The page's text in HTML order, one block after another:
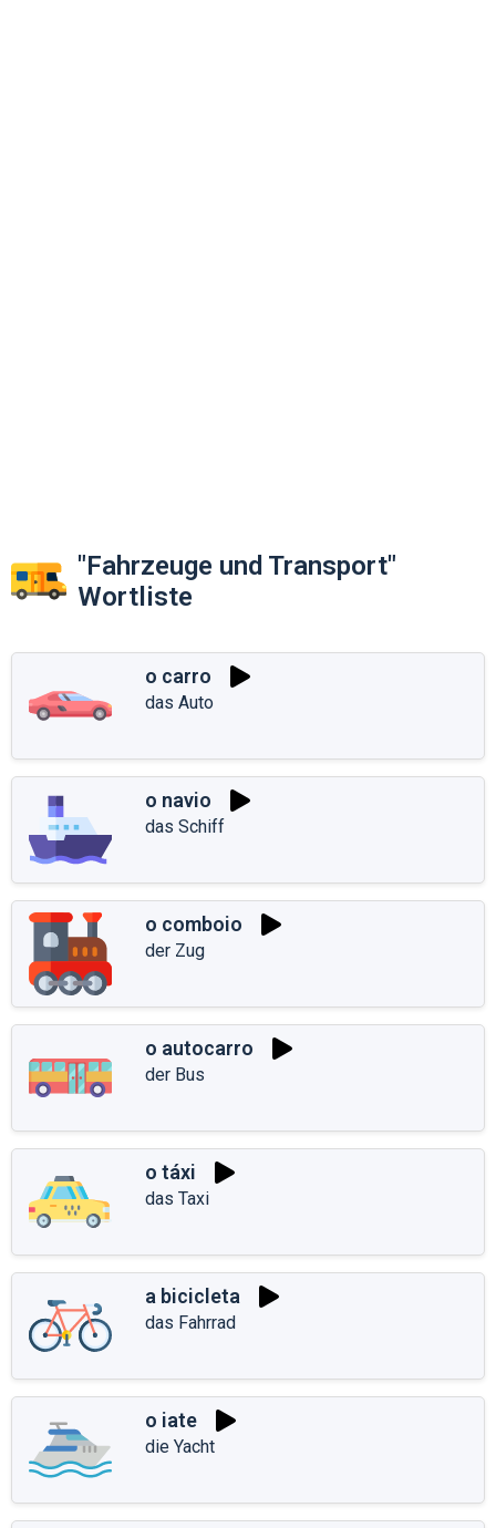
"Fahrzeuge und Transport"
Wortliste
o carro
das Auto
o navio
das Schiff
o comboio
der Zug
o autocarro
der Bus
o táxi
das Taxi
a bicicleta
das Fahrrad
o iate
die Yacht